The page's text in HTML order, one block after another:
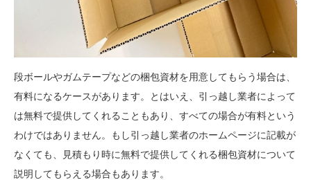
段ボールやガムテープなどの梱包資材を用意してもらう場合は、
有料になるケースがあります。とはいえ、引っ越し業者によって
は無料で提供してくれることもあり、すべての場合が有料という
わけではありません。もし引っ越し業者のホームページに記載が
なくても、見積もり時に無料で提供してくれる梱包資材について
説明してもらえる場合もあります。